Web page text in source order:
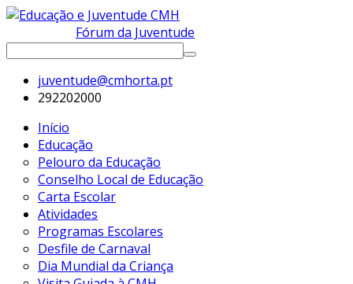
Fórum da Juventude
juventude@cmhorta.pt
292202000
Início
Educação
Pelouro da Educação
Conselho Local de Educação
Carta Escolar
Atividades
Programas Escolares
Desfile de Carnaval
Dia Mundial da Criança